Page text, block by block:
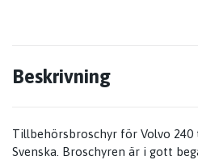
Beskrivning
Tillbehörsbroschyr för Volvo 240
Svenska. Broschyren är i gott